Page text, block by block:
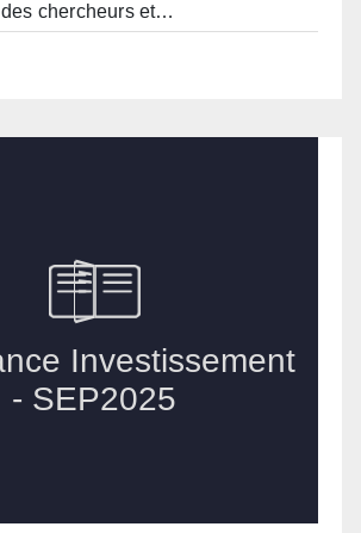
des chercheurs et…